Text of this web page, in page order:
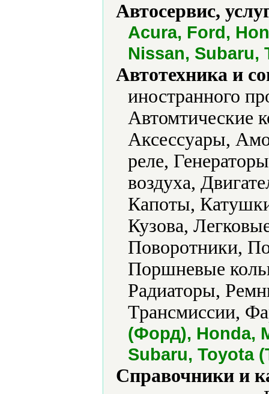
Автосервис,
Acura, Ford,
Nissan, Subaru,
Автотехника и
иностранного
Автомтические
Аксессуары,
реле,
воздуха,
Капоты,
Кузова,
Поворотники,
Поршневые
Радиаторы,
Трансмиссии,
(Форд), Honda,
Subaru, Toyota
Справочники и